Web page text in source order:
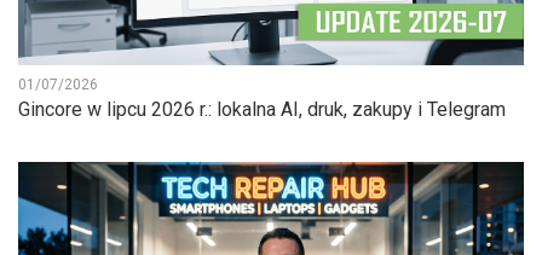
01/07/2026
Gincore w lipcu 2026 r.: lokalna AI, druk, zakupy i Telegram